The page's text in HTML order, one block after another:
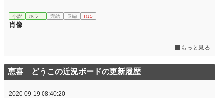
小説 ホラー 完結 長編 R15
肖像
もっと見る
恵喜 どうこの近況ボードの更新履歴
2020-09-19 08:40:20